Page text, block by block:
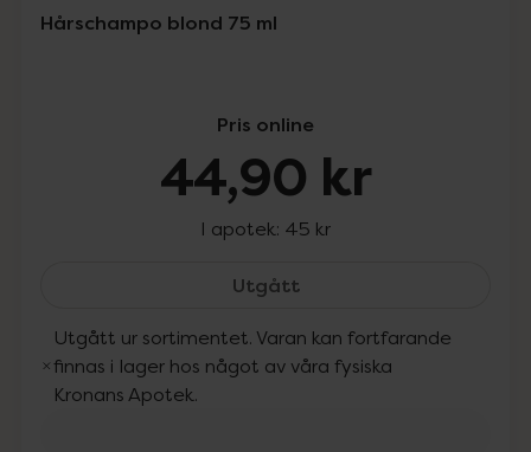
Hårschampo blond 75 ml
Pris online
44,90 kr
I apotek: 45 kr
UtgåttJohn Frieda Blonder
Utgått ur sortimentet. Varan kan fortfarande
finnas i lager hos något av våra fysiska
Kronans Apotek.